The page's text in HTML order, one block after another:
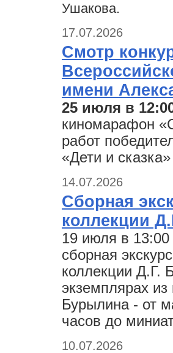
Ушакова.
17.07.2026
Смотр
имени
25 июля в
киномарафон
работ
«Дети и
14.07.2026
Сборная
коллекции
19 июля в
сборная
коллекции Д.Г.
экземплярах
Бурылина - от
часов до
10.07.2026